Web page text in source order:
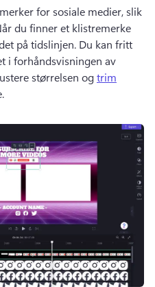
for sosiale medier, slik
du finner et klistremerke
på tidslinjen. Du kan fritt
i forhåndsvisningen av
størrelsen og trim